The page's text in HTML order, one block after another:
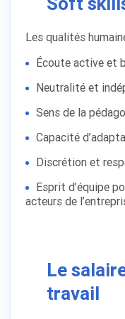
Les qualités
Écoute active et
Neutralité et
Sens de la
Capacité
Discrétion et
Esprit d’équipe
acteurs de
Le
travail